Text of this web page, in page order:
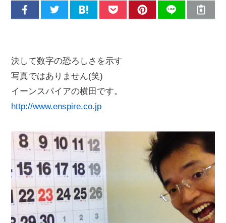
決して数字の恐ろしさを示す
写真ではありません(笑)
イーンスパイアの横田です。
http://www.enspire.co.jp